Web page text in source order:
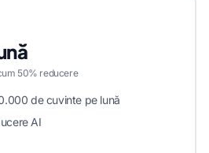
50% reducere
de cuvinte pe lună
AI